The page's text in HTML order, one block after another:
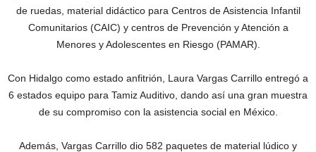
de ruedas, material didáctico para Centros de Asistencia Infantil
Comunitarios (CAIC) y centros de Prevención y Atención a
Menores y Adolescentes en Riesgo (PAMAR).
Con Hidalgo como estado anfitrión, Laura Vargas Carrillo entregó a
6 estados equipo para Tamiz Auditivo, dando así una gran muestra
de su compromiso con la asistencia social en México.
Además, Vargas Carrillo dio 582 paquetes de material lúdico y